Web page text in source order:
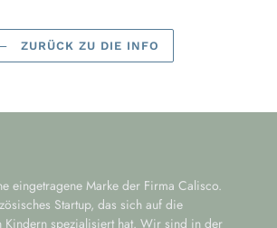
ZURÜCK ZU DIE INFO
eingetragene Marke der Firma Calisco.
Startup, das sich auf die
Kindern spezialisiert hat. Wir sind in der